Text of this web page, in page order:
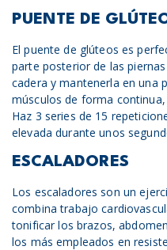
PUENTE DE
El puente de glúteos es
parte posterior de las
cadera y mantenerla en una
músculos de forma
Haz 3 series de 15
elevada durante unos
ESCALADORES
Los escaladores son un
combina trabajo
tonificar los brazos,
los más empleados en